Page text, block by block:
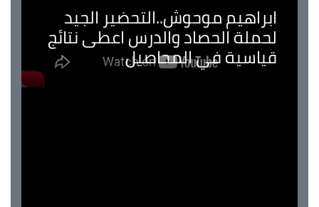
ابراهيم موحوش..التحضير الجيد
لحملة الحصاد والدرس اعطى نتائج
قياسية في المحاصيل